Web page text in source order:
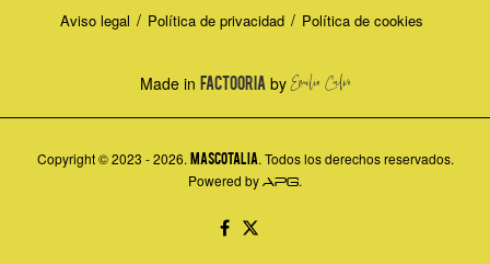
Aviso legal Política de privacidad Política de cookies
Made in FACTOORIA by
Copyright © 2023 - 2026.MASCOTALIA. Todos los derechos reservados.
Powered by APG.